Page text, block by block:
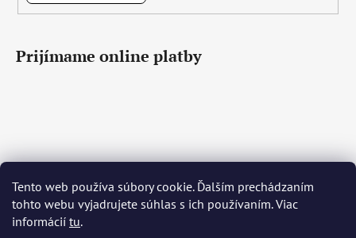
Tento web používa súbory cookie. Ďalším prechádzaním
tohto webu vyjadrujete súhlas s ich používaním. Viac
informácií tu.
Prijímame online platby
Čeština Slovenčina English Deutsch Magyar
Język polski Română Italiano Español Français
Português